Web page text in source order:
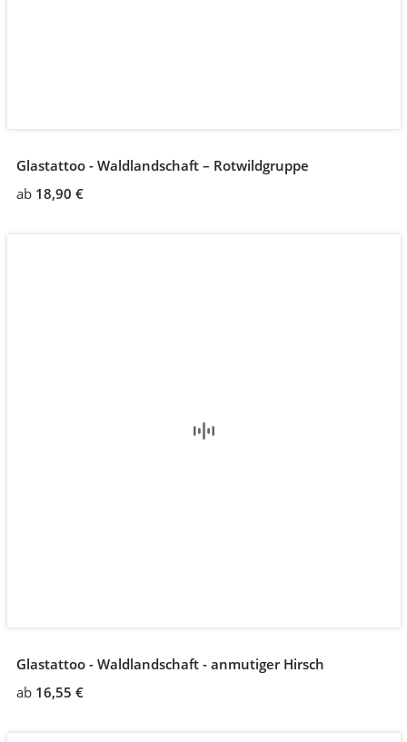
Glastattoo - Waldlandschaft – Rotwildgruppe
ab 18,90 €
Glastattoo - Waldlandschaft - anmutiger Hirsch
ab 16,55 €